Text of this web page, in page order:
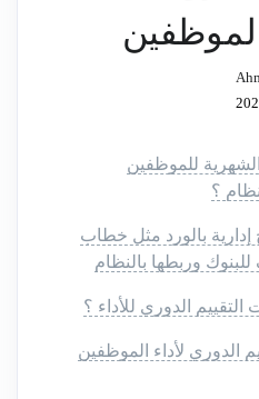
للموظفين
؟
بالورد مثل خطاب
وربطها بالنظام
الدوري للأداء ؟
الدوري لأداء الموظفين